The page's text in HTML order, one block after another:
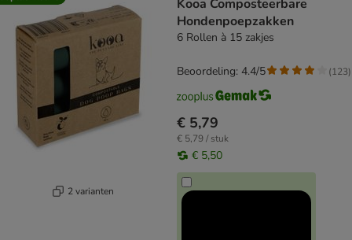
2 varianten
Kooa Composteerbare
Hondenpoepzakken
6 Rollen à 15 zakjes
€ 5,79
€ 5,79 / stuk
€ 5,50
Beoordeling: 4.4/5 (123)